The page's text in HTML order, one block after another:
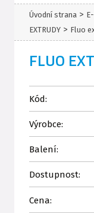
Úvodní strana >
EXTRUDY > Fluo
FLUO
Kód:
Výrobce:
Balení:
Dostupnost:
Cena: